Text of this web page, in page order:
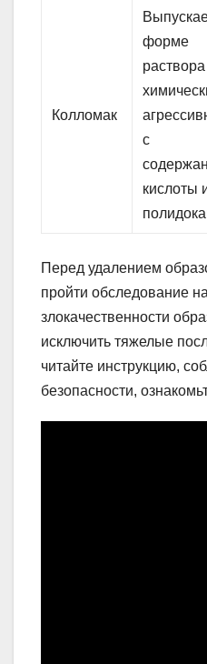
Колломак
форме
раствора
с
кислоты
Перед удалением
пройти обследование
злокачественности
исключить тяжелые
читайте инструкцию,
безопасности,